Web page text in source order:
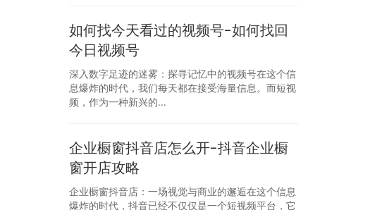
如何找今天看过的视频号-如何找回
今日视频号
深入数字足迹的迷雾：探寻记忆中的视频号在这个信
息爆炸的时代，我们每天都在接受海量信息。而短视
频，作为一种新兴的...
企业橱窗抖音店怎么开-抖音企业橱
窗开店攻略
企业橱窗抖音店：一场视觉与商业的邂逅在这个信息
爆炸的时代，抖音已经不仅仅是一个短视频平台，它